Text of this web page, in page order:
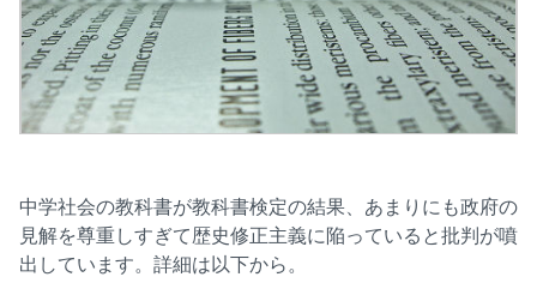
中学社会の教科書が教科書検定の結果、あまりにも政府の
見解を尊重しすぎて歴史修正主義に陥っていると批判が噴
出しています。詳細は以下から。